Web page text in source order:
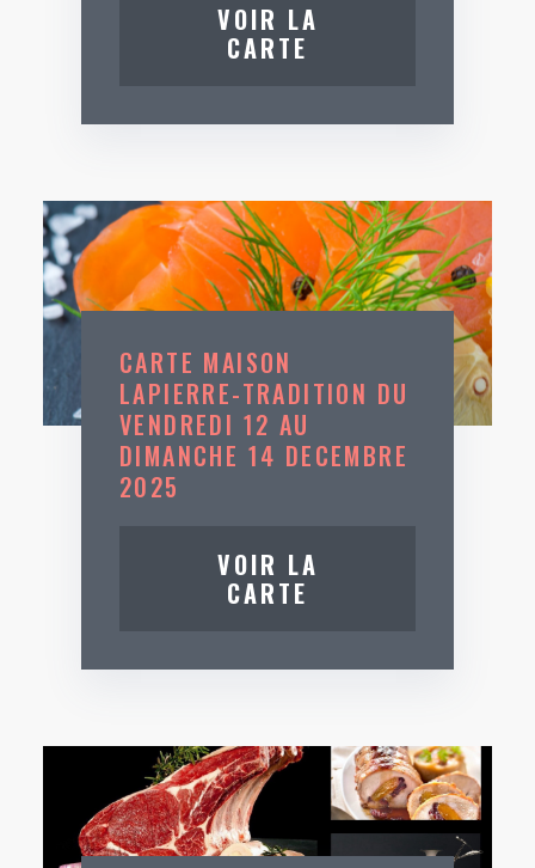
VOIR LA
CARTE
CARTE MAISON
LAPIERRE-TRADITION DU
VENDREDI 12 AU
DIMANCHE 14 DECEMBRE
2025
VOIR LA
CARTE